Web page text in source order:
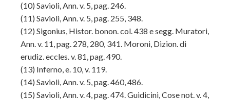
(10) Savioli, Ann. v. 5, pag. 246.
(11) Savioli, Ann. v. 5, pag. 255, 348.
(12) Sigonius, Histor. bonon. col. 438 e segg. Muratori,
Ann. v. 11, pag. 278, 280, 341. Moroni, Dizion. di
erudiz. eccles. v. 81, pag. 490.
(13) Inferno, e. 10, v. 119.
(14) Savioli, Ann. v. 5, pag. 460, 486.
(15) Savioli, Ann. v. 4, pag. 474. Guidicini, Cose not. v. 4,